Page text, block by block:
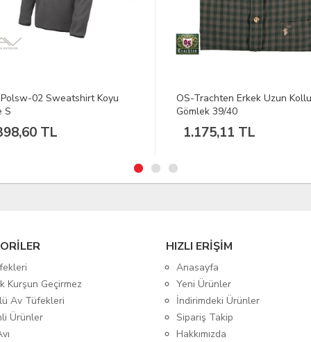
Erkek Uzun Kollu
39/40
TL
VAV Tactec-13 Pantolon
Camel(Toprak) XXL
598,75 TL
Kurşun Geçirmez
Av Tüfekleri
Ürünler
HIZLI ERİŞİM
Anasayfa
Yeni Ürünler
İndirimdeki Ürünler
Sipariş Takip
Hakkımızda